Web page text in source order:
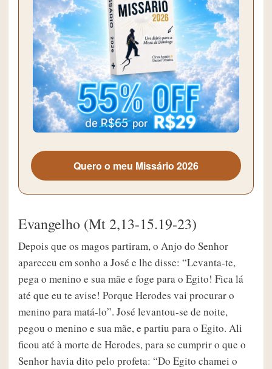
Quero o meu Missário 2026
Evangelho (Mt 2,13-15.19-23)
Depois que os magos partiram, o Anjo do Senhor
apareceu em sonho a José e lhe disse: “Levanta-te,
pega o menino e sua mãe e foge para o Egito! Fica lá
até que eu te avise! Porque Herodes vai procurar o
menino para matá-lo”. José levantou-se de noite,
pegou o menino e sua mãe, e partiu para o Egito. Ali
ficou até à morte de Herodes, para se cumprir o que o
Senhor havia dito pelo profeta: “Do Egito chamei o